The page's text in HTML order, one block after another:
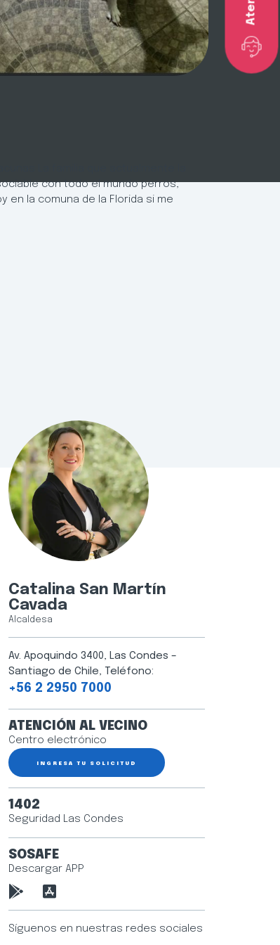
con todo el mundo perros,
en la comuna de la Florida si me
Catalina San Martín
Cavada
Alcaldesa
Av. Apoquindo 3400, Las Condes –
Santiago de Chile, Teléfono:
+56 2 2950 7000
ATENCIÓN AL VECINO
Centro electrónico
INGRESA TU SOLICITUD
1402
Seguridad Las Condes
SOSAFE
Descargar APP
Síguenos en nuestras redes sociales